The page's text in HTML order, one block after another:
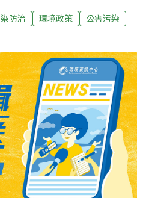
署的公開平台上，有沒有違法
。日月光K7、台塑麥寮、核二
點源放流水自動連續監測資訊
業者外，第二批將鎖定每日排
，預計約60餘家預計明年初
每日排放量1,500公噸的小型工
80%以上的排水量。
防治 環境政策
公害污染